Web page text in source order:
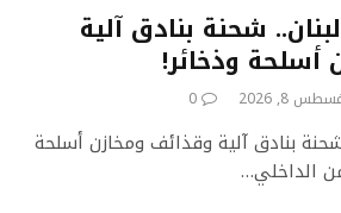
شحنة بنادق آلية
أسلحة وذخائر!
8, 2026
0
بنادق آلية وقذائف ومخازن أسلحة
الداخلي…